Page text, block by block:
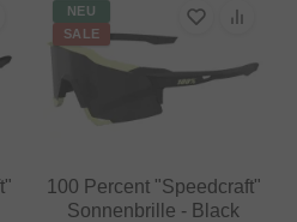
NEU
SALE
100 Percent "Speedcraft"
Sonnenbrille - Black